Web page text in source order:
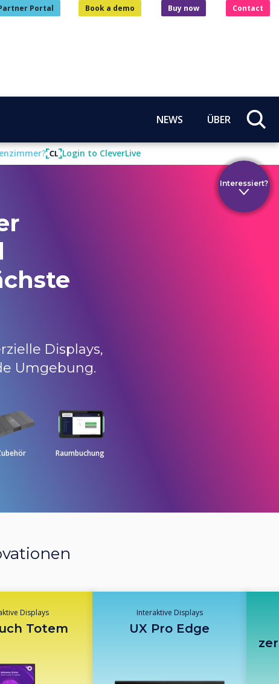
Portal Book a demo Buy now Contact
NEWS ÜBER
Login to CleverLive
Displays,
Umgebung.
Raumbuchung
Displays
Totem
Interaktive Displays
UX Pro Edge
Interessiert?